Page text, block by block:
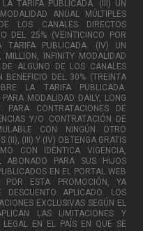
TARIFA PUBLICADA. (III) UN
ANUAL MÚLTIPLES
LOS CANALES DIRECTOS
DEL 25% (VEINTICINCO POR
TARIFA PUBLICADA. (IV) UN
MILLION, INFINITY MODALIDAD
ALGUNO DE LOS CANALES
BENEFICIO DEL 30% (TREINTA
LA TARIFA PUBLICADA.
MODALIDAD DAILY, LONG
CONTRATACIONES DE
Y/O CONTRATACIÓN DE
CON NINGÚN OTRO
(II), (III) Y (IV) OBTENGA GRATIS
CON IDÉNTICA VIGENCIA,
ABONADO PARA SUS HIJOS
EN EL PORTAL WEB
POR ESTA PROMOCIÓN, YA
APLICADO. LOS
EXCLUSIVAS SEGÚN EL
LAS LIMITACIONES Y
EN EL PAÍS EN QUE SE